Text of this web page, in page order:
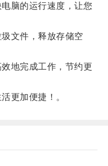
脑的运行速度，让您
文件，释放存储空
地完成工作，节约更
更加便捷！。